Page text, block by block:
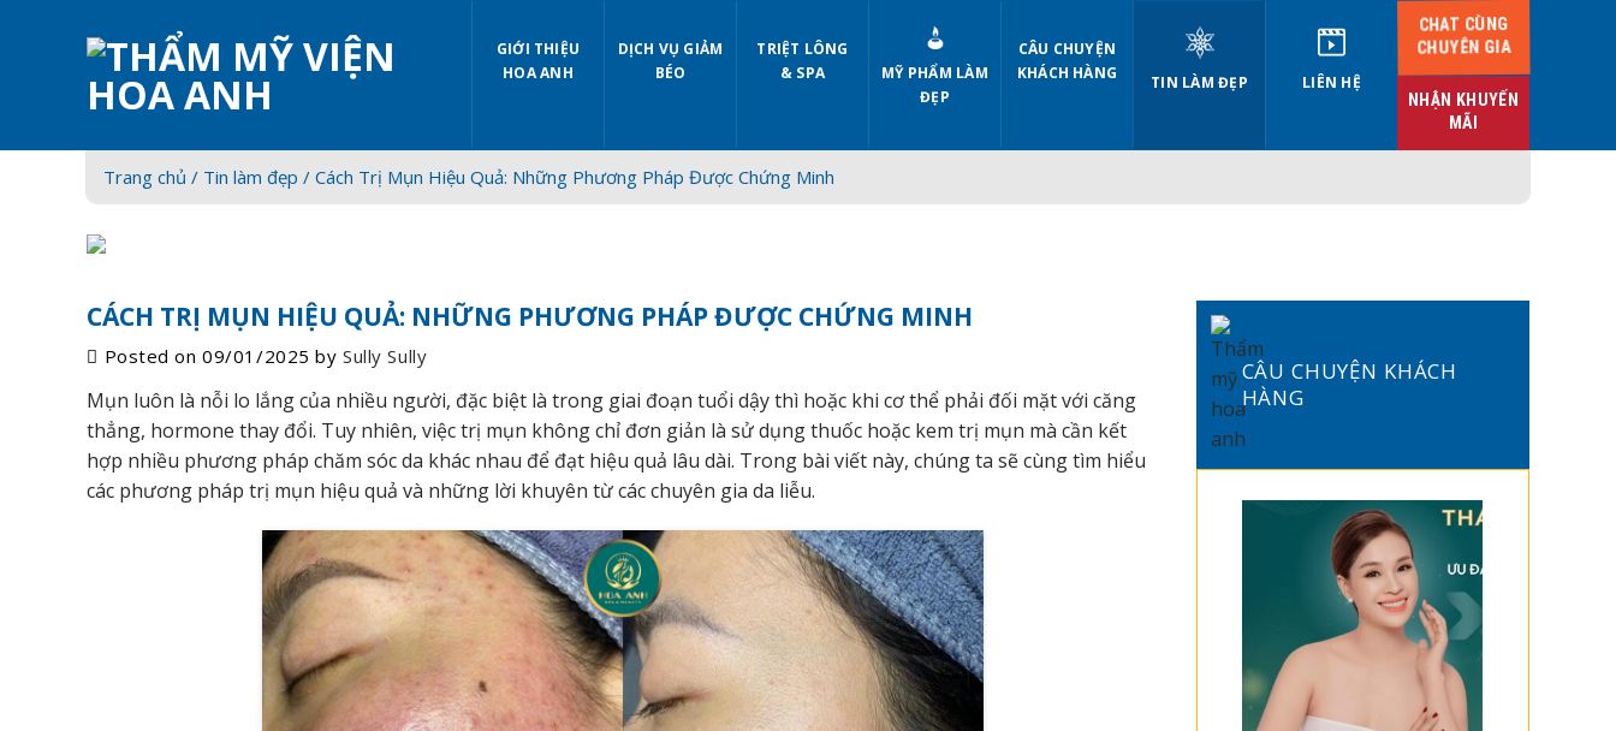
GIỚI THIỆU
HOA ANH
DỊCH VỤ GIẢM
BÉO
TRIỆT LÔNG
& SPA
MỸ PHẨM LÀM
ĐẸP
CÂU CHUYỆN
KHÁCH HÀNG
TIN LÀM ĐẸP LIÊN HỆ
CHAT CÙNG
CHUYÊN GIA
NHẬN KHUYẾN
MÃI
Trang chủ / Tin làm đẹp / Cách Trị Mụn Hiệu Quả: Những Phương Pháp Được Chứng Minh
CÁCH TRỊ MỤN HIỆU QUẢ: NHỮNG PHƯƠNG PHÁP ĐƯỢC CHỨNG MINH
Posted on09/01/2025 bySully Sully
Mụn luôn là nỗi lo lắng của nhiều người, đặc biệt là trong giai đoạn tuổi dậy thì hoặc khi cơ thể phải đối mặt với căng
thẳng, hormone thay đổi. Tuy nhiên, việc trị mụn không chỉ đơn giản là sử dụng thuốc hoặc kem trị mụn mà cần kết
hợp nhiều phương pháp chăm sóc da khác nhau để đạt hiệu quả lâu dài. Trong bài viết này, chúng ta sẽ cùng tìm hiểu
các phương pháp trị mụn hiệu quả và những lời khuyên từ các chuyên gia da liễu.
CÂU CHUYỆN KHÁCH
HÀNG